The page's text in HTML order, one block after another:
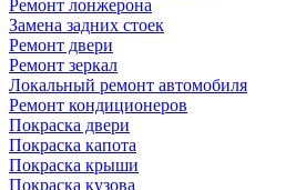
Ремонт лонжерона
Замена задних стоек
Ремонт двери
Ремонт зеркал
Локальный ремонт автомобиля
Ремонт кондиционеров
Покраска двери
Покраска капота
Покраска крыши
Покраска кузова